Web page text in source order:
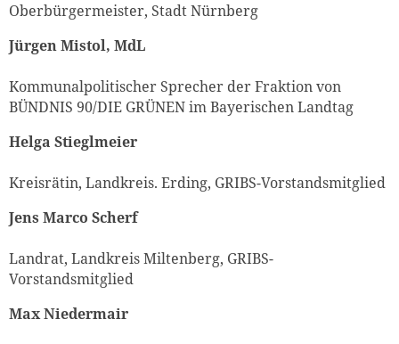
Oberbürgermeister, Stadt Nürnberg
Jürgen Mistol, MdL
Kommunalpolitischer Sprecher der Fraktion von
BÜNDNIS 90/DIE GRÜNEN im Bayerischen Landtag
Helga Stieglmeier
Kreisrätin, Landkreis. Erding, GRIBS-Vorstandsmitglied
Jens Marco Scherf
Landrat, Landkreis Miltenberg, GRIBS-
Vorstandsmitglied
Max Niedermair